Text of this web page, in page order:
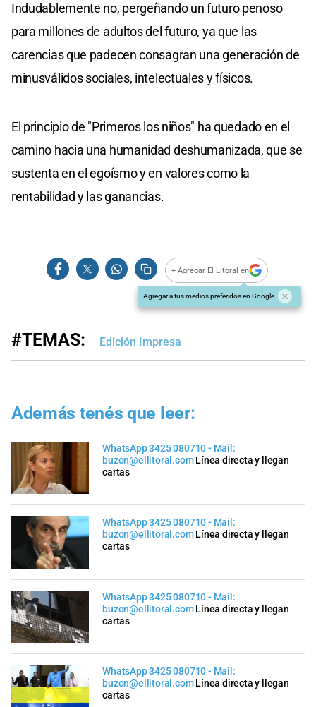
Indudablemente no, pergeñando un futuro penoso
para millones de adultos del futuro, ya que las
carencias que padecen consagran una generación de
minusválidos sociales, intelectuales y físicos.
El principio de "Primeros los niños" ha quedado en el
camino hacia una humanidad deshumanizada, que se
sustenta en el egoísmo y en valores como la
rentabilidad y las ganancias.
+ Agregar El Litoral en
Agregar a tus medios preferidos en Google
#TEMAS: Edición Impresa
Además tenés que leer:
WhatsApp 3425 080710 - Mail:
buzon@ellitoral.com Línea directa y llegan
cartas
WhatsApp 3425 080710 - Mail:
buzon@ellitoral.com Línea directa y llegan
cartas
WhatsApp 3425 080710 - Mail:
buzon@ellitoral.com Línea directa y llegan
cartas
WhatsApp 3425 080710 - Mail:
buzon@ellitoral.com Línea directa y llegan
cartas